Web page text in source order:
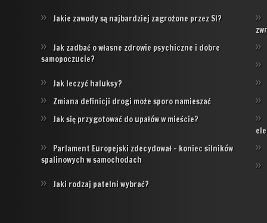
Jakie zawody są najbardziej zagrożone przez SI?
Jak zadbać o własne zdrowie psychiczne i dobre
samopoczucie?
Jak leczyć haluksy?
Zmiana definicji drogi może sporo namieszać
Jak się przygotować do upałów w mieście?
Parlament Europejski zdecydował – koniec silników
spalinowych w samochodach
Jaki rodzaj patelni wybrać?